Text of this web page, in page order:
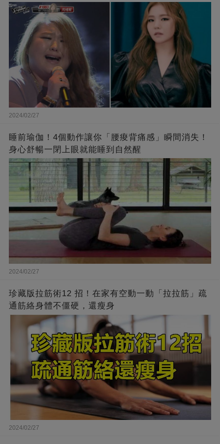
了❤
2024/02/27
睡前瑜伽！4個動作讓你「腰痠背痛感」瞬間消失！
身心舒暢一閉上眼就能睡到自然醒
2024/02/27
珍藏版拉筋術12 招！在家有空動一動「拉拉筋」疏
通筋絡身體不僵硬，還瘦身
2024/02/27